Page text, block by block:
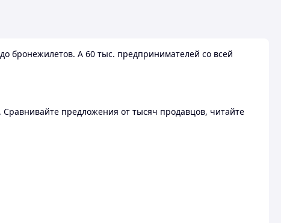
бронежилетов. А 60 тыс. предпринимателей со всей
предложения от тысяч продавцов, читайте